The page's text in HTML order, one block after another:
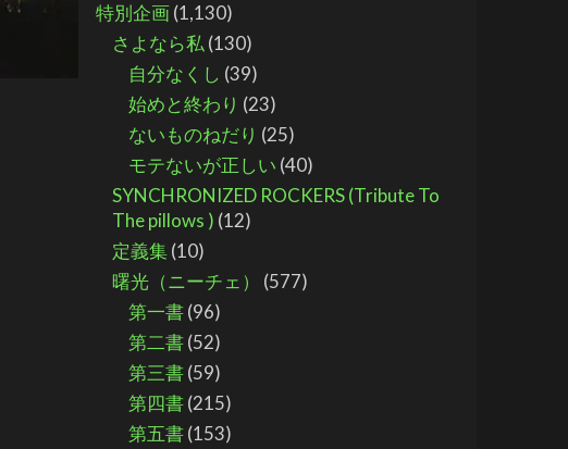
特別企画(1,130)
さよなら私 (130)
自分なくし (39)
始めと終わり (23)
ないものねだり (25)
モテないが正しい (40)
SYNCHRONIZED ROCKERS (Tribute To
The pillows ) (12)
定義集(10)
曙光（ニーチェ）
(577)
第一書(96)
第二書(52)
第三書(59)
第四書(215)
第五書(153)